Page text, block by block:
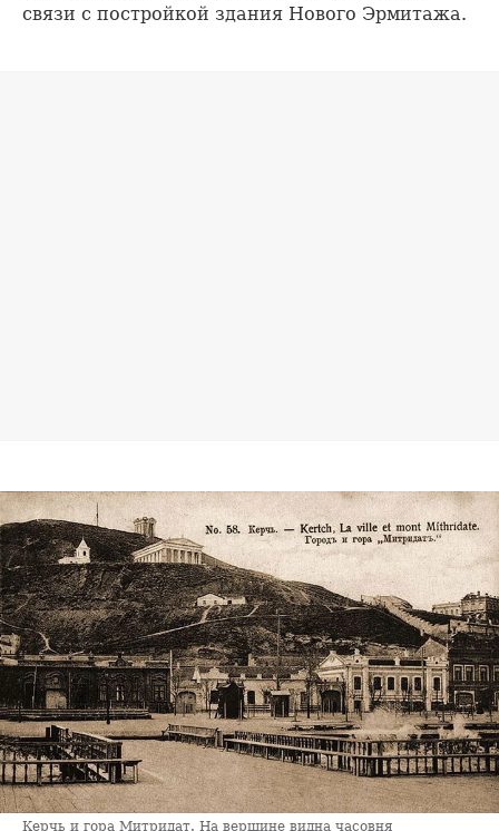
связи с постройкой здания Нового Эрмитажа.
Керчь и гора Митридат. На вершине видна часовня